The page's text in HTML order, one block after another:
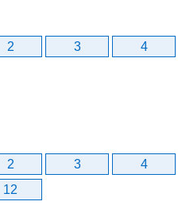
2 3 4
2 3 4
12